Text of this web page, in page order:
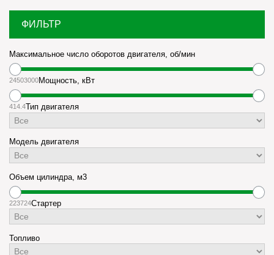
ФИЛЬТР
Максимальное число оборотов двигателя, об/мин
24503000Мощность, кВт
414.4 Тип двигателя
Модель двигателя
Объем цилиндра, м3
223724Стартер
Топливо